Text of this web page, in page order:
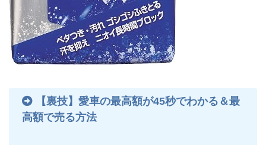
【裏技】愛車の最高額が45秒でわかる＆最
高額で売る方法